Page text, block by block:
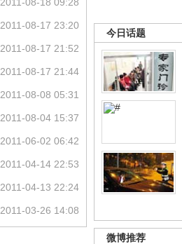
今日话题
微博推荐
2011-08-17 23:20
2011-08-17 21:52
2011-08-17 21:44
2011-08-08 05:31
2011-08-04 15:37
2011-06-02 06:42
2011-04-14 22:53
2011-04-13 22:24
2011-03-26 14:08